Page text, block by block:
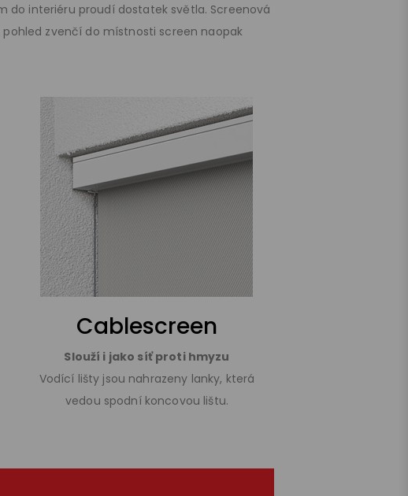
do interiéru proudí dostatek světla. Screenová
zvenčí do místnosti screen naopak
Cablescreen
Slouží i jako síť proti hmyzu
Vodící lišty jsou nahrazeny lanky, která
vedou spodní koncovou lištu.